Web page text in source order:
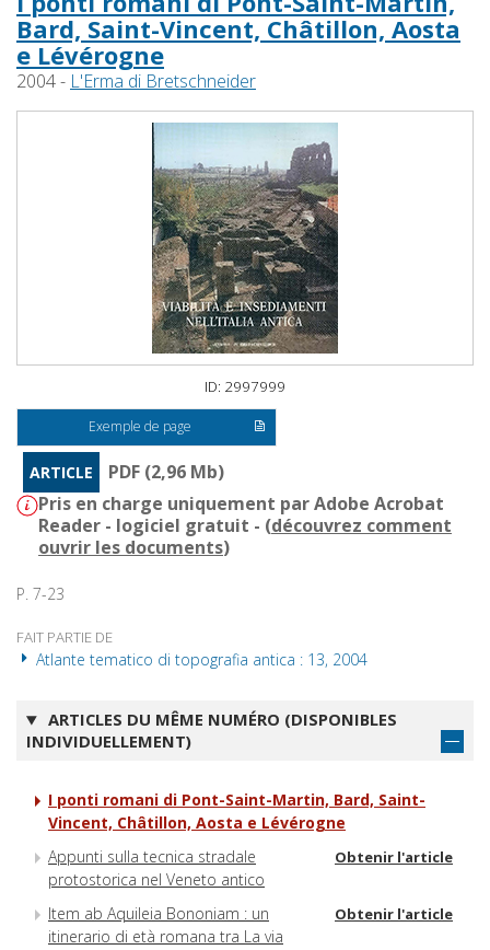
Bard, Saint-Vincent, Châtillon, Aosta
e Lévérogne
2004 - L'Erma di Bretschneider
ID: 2997999
Exemple de page
ARTICLE
PDF (2,96 Mb)
Pris en charge uniquement par Adobe Acrobat
Reader - logiciel gratuit - (découvrez comment
ouvrir les documents)
P. 7-23
FAIT PARTIE DE
Atlante tematico di topografia antica : 13, 2004
ARTICLES DU MÊME NUMÉRO (DISPONIBLES
INDIVIDUELLEMENT)
I ponti romani di Pont-Saint-Martin, Bard, Saint-
Vincent, Châtillon, Aosta e Lévérogne
Appunti sulla tecnica stradale
protostorica nel Veneto antico
Obtenir l'article
Item ab Aquileia Bononiam : un
itinerario di età romana tra La via
Obtenir l'article